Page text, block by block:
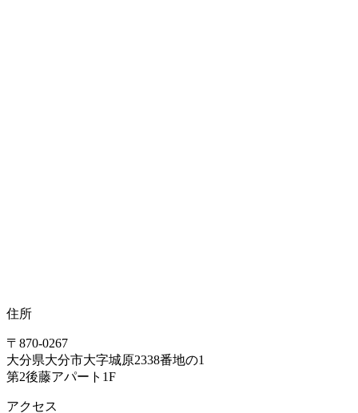
住所
〒870-0267
大分県大分市大字城原2338番地の1
第2後藤アパート1F
アクセス